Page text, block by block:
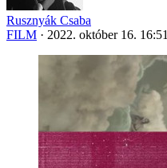
Rusznyák Csaba
FILM · 2022. október 16. 16:51